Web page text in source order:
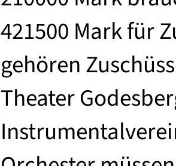
421500 Mark für
gehören
Theater